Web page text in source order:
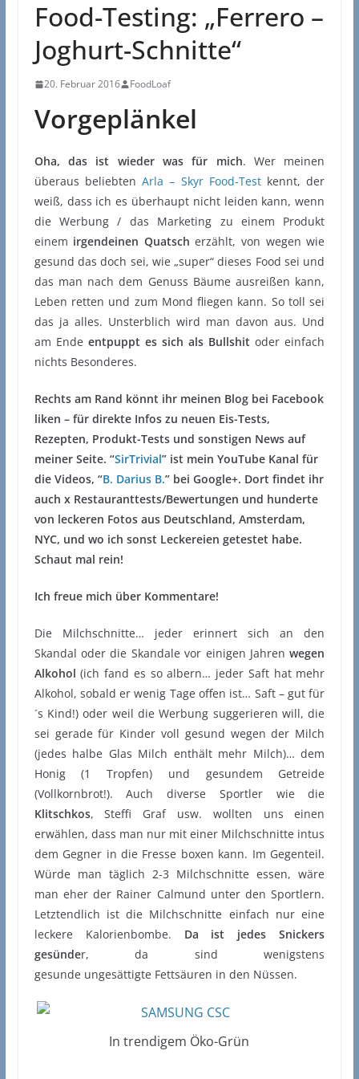
Food-Testing: „Ferrero –
Joghurt-Schnitte“
20. Februar 2016 FoodLoaf
Vorgeplänkel
Oha, das ist wieder was für mich. Wer meinen
überaus beliebtenArla – Skyr Food-Testkennt, der
weiß, dass ich es überhaupt nicht leiden kann, wenn
die Werbung / das Marketing zu einem Produkt
einem irgendeinen Quatsch erzählt, von wegen wie
gesund das doch sei, wie „super“ dieses Food sei und
das man nach dem Genuss Bäume ausreißen kann,
Leben retten und zum Mond fliegen kann. So toll sei
das ja alles. Unsterblich wird man davon aus. Und
am Ende entpuppt es sich als Bullshit oder einfach
nichts Besonderes.
Rechts am Rand könnt ihr meinen Blog bei Facebook
liken – für direkte Infos zu neuen Eis-Tests,
Rezepten, Produkt-Tests und sonstigen News auf
meiner Seite. “SirTrivial” ist mein YouTube Kanal für
die Videos, “B. Darius B.” bei Google+. Dort findet ihr
auch x Restauranttests/Bewertungen und hunderte
von leckeren Fotos aus Deutschland, Amsterdam,
NYC, und wo ich sonst Leckereien getestet habe.
Schaut mal rein!
Ich freue mich über Kommentare!
Die Milchschnitte… jeder erinnert sich an den
Skandal oder die Skandale vor einigen Jahrenwegen
Alkohol (ich fand es so albern… jeder Saft hat mehr
Alkohol, sobald er wenig Tage offen ist… Saft – gut für
´s Kind!) oder weil die Werbung suggerieren will, die
sei gerade für Kinder voll gesund wegen der Milch
(jedes halbe Glas Milch enthält mehr Milch)… dem
Honig (1 Tropfen) und gesundem Getreide
(Vollkornbrot!). Auch diverse Sportler wie die
Klitschkos, Steffi Graf usw. wollten uns einen
erwählen, dass man nur mit einer Milchschnitte intus
dem Gegner in die Fresse boxen kann. Im Gegenteil.
Würde man täglich 2-3 Milchschnitte essen, wäre
man eher der Rainer Calmund unter den Sportlern.
Letztendlich ist die Milchschnitte einfach nur eine
leckere Kalorienbombe. Da ist jedes Snickers
gesünder, da sind wenigstens
gesunde ungesättigte Fettsäuren in den Nüssen.
In trendigem Öko-Grün